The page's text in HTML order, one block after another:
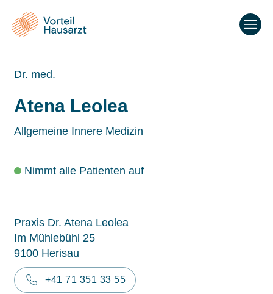
Dr. med.
Atena Leolea
Allgemeine Innere Medizin
Nimmt alle Patienten auf
Praxis Dr. Atena Leolea
Im Mühlebühl 25
9100 Herisau
+41 71 351 33 55